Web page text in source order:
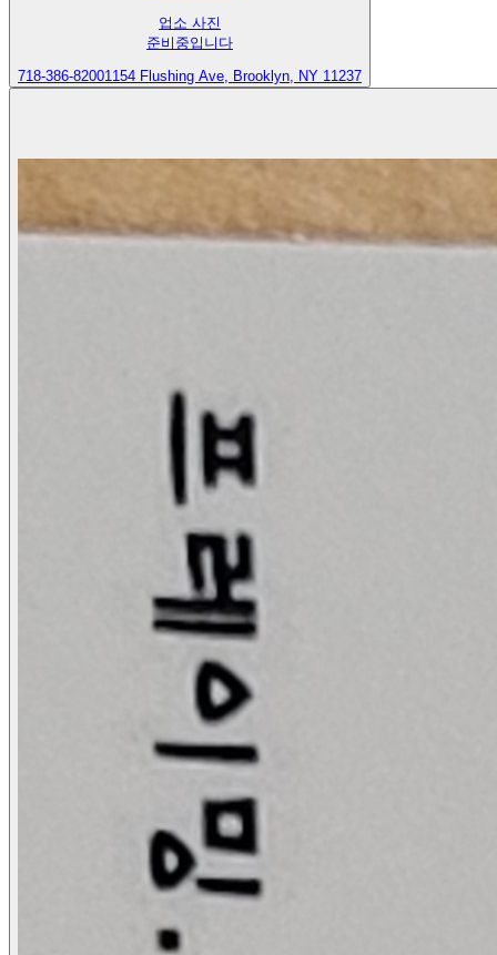
업소 사진
준비중입니다
718-386-82001154 Flushing Ave, Brooklyn, NY 11237